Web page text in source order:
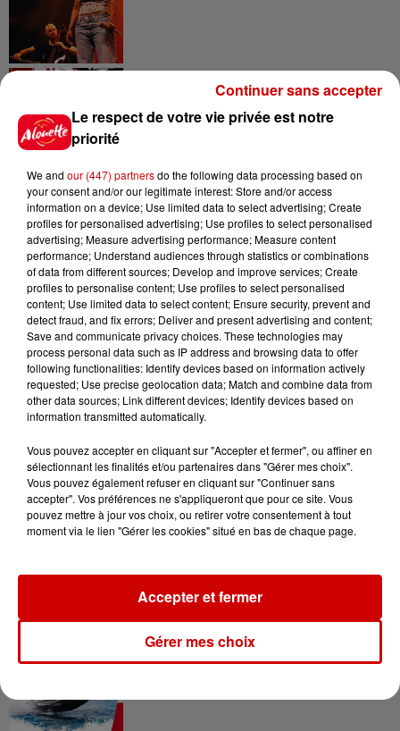
5 août 2026
Deux-Sèvres : grave accident
entre une voiture et un minibus
Jeux Voir plus
Gagnez vos places pour le
Festival du Roi Arthur 2026 !
Gagnez vos entrées pour le
Musée du Sport Automobile au
Alouette vous invite à
Futuroscope Xperiences !
Le Duel - Gagnez votre balade
Le respect de votre vie privée est notre
priorité
We and our (447) partnersdo the following data processing based on
your consent and/or our legitimate interest: Store and/or access
information on a device; Use limited data to select advertising; Create
profiles for personalised advertising; Use profiles to select personalised
advertising; Measure advertising performance; Measure content
performance; Understand audiences through statistics or combinations
of data from different sources; Develop and improve services; Create
profiles to personalise content; Use profiles to select personalised
content; Use limited data to select content; Ensure security, prevent and
detect fraud, and fix errors; Deliver and present advertising and content;
Save and communicate privacy choices. These technologies may
process personal data such as IP address and browsing data to offer
following functionalities: Identify devices based on information actively
requested; Use precise geolocation data; Match and combine data from
other data sources; Link different devices; Identify devices based on
information transmitted automatically.
Vous pouvez accepter en cliquant sur "Accepter et fermer", ou affiner en
sélectionnant les finalités et/ou partenaires dans "Gérer mes choix".
Vous pouvez également refuser en cliquant sur "Continuer sans
accepter". Vos préférences ne s'appliqueront que pour ce site. Vous
pouvez mettre à jour vos choix, ou retirer votre consentement à tout
moment via le lien "Gérer les cookies" situé en bas de chaque page.
Gérer mes choix
Accepter et fermer
Continuer sans accepter